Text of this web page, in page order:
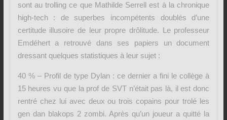
sont au trolling ce que Mathilde Serrell est à la chronique
high-tech : de superbes incompétents doublés d’une
certitude illusoire de leur propre drôlitude. Le professeur
Emdéhert a retrouvé dans ses papiers un document
dressant quelques statistiques à leur sujet :
40 % – Profil de type Dylan : ce dernier a fini le collège à
15 heures vu que la prof de SVT n’était pas là, il est donc
rentré chez lui avec deux ou trois copains pour trolé les
gen dan blakops 2 zombi. Après qu’un joueur a quitté la